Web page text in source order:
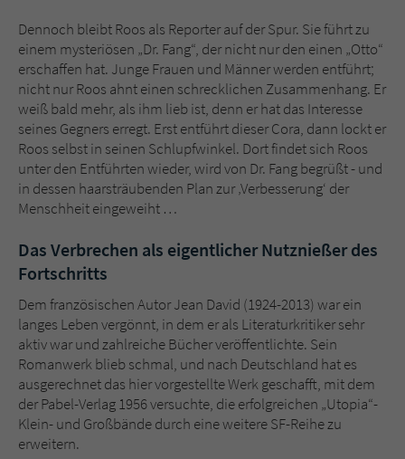
Dennoch bleibt Roos als Reporter auf der Spur. Sie führt zu
einem mysteriösen „Dr. Fang“, der nicht nur den einen „Otto“
erschaffen hat. Junge Frauen und Männer werden entführt;
nicht nur Roos ahnt einen schrecklichen Zusammenhang. Er
weiß bald mehr, als ihm lieb ist, denn er hat das Interesse
seines Gegners erregt. Erst entführt dieser Cora, dann lockt er
Roos selbst in seinen Schlupfwinkel. Dort findet sich Roos
unter den Entführten wieder, wird von Dr. Fang begrüßt - und
in dessen haarsträubenden Plan zur ‚Verbesserung‘ der
Menschheit eingeweiht …
Das Verbrechen als eigentlicher Nutznießer des
Fortschritts
Dem französischen Autor Jean David (1924-2013) war ein
langes Leben vergönnt, in dem er als Literaturkritiker sehr
aktiv war und zahlreiche Bücher veröffentlichte. Sein
Romanwerk blieb schmal, und nach Deutschland hat es
ausgerechnet das hier vorgestellte Werk geschafft, mit dem
der Pabel-Verlag 1956 versuchte, die erfolgreichen „Utopia“-
Klein- und Großbände durch eine weitere SF-Reihe zu
erweitern.